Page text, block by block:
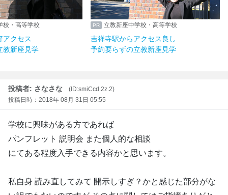
校・高等学校
アクセス
教新座見学
立教新座中学校・高等学校
吉祥寺駅からアクセス良し
予約要らずの立教新座見学
投稿者: さなさな
(ID:smiCcd.2z.2)
投稿日時：2018年 08月 31日 05:55
学校に興味がある方であれば
パンフレット 説明会 また個人的な相談
にてある程度入手できる内容かと思います。
私自身 読み直してみて 開示しすぎ？かと感じた部分がな